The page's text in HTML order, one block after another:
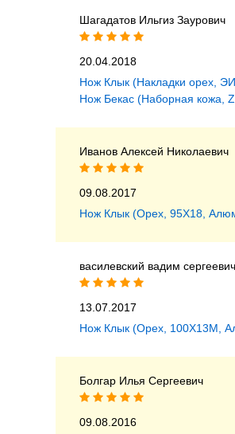
Шагадатов Ильгиз Заурович
20.04.2018
Нож Клык (Накладки орех,
Нож Бекас (Наборная кожа,
Иванов Алексей Николаевич
09.08.2017
Нож Клык (Орех, 95Х18,
василевский вадим сергеевич
13.07.2017
Нож Клык (Орех, 100Х13М,
Болгар Илья Сергеевич
09.08.2016